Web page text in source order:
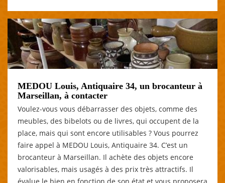
MEDOU Louis, Antiquaire 34, un brocanteur à
Marseillan, à contacter
Voulez-vous vous débarrasser des objets, comme des
meubles, des bibelots ou de livres, qui occupent de la
place, mais qui sont encore utilisables ? Vous pourrez
faire appel à MEDOU Louis, Antiquaire 34. C’est un
brocanteur à Marseillan. Il achète des objets encore
valorisables, mais usagés à des prix très attractifs. Il
évalue le bien en fonction de son état et vous proposera